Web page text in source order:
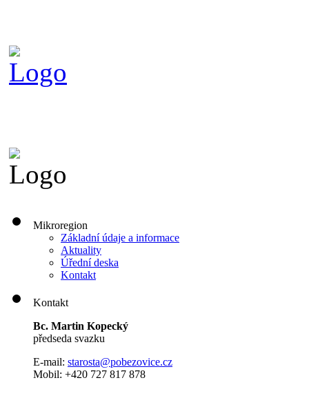
Mikroregion
Základní údaje a informace
Aktuality
Úřední deska
Kontakt
Kontakt
Bc. Martin Kopecký
předseda svazku
E-mail: starosta@pobezovice.cz
Mobil: +420 727 817 878